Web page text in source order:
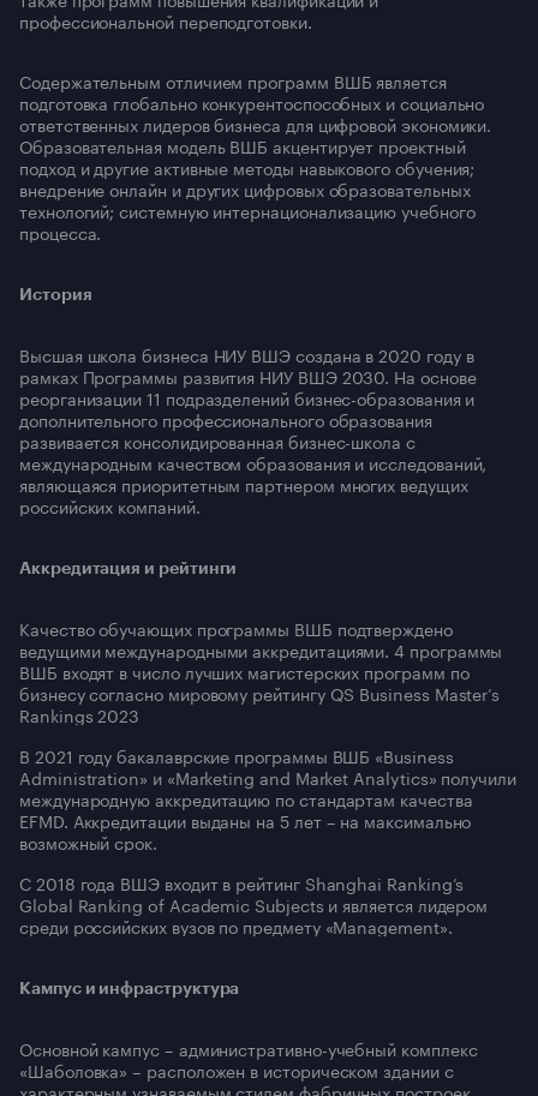
профессиональной переподготовки.
Содержательным отличием программ ВШБ является
подготовка глобально конкурентоспособных и социально
ответственных лидеров бизнеса для цифровой экономики.
Образовательная модель ВШБ акцентирует проектный
подход и другие активные методы навыкового обучения;
внедрение онлайн и других цифровых образовательных
технологий; системную интернационализацию учебного
процесса.
История
Высшая школа бизнеса НИУ ВШЭ создана в 2020 году в
рамках Программы развития НИУ ВШЭ 2030. На основе
реорганизации 11 подразделений бизнес-образования и
дополнительного профессионального образования
развивается консолидированная бизнес-школа с
международным качеством образования и исследований,
являющаяся приоритетным партнером многих ведущих
российских компаний.
Аккредитация и рейтинги
Качество обучающих программы ВШБ подтверждено
ведущими международными аккредитациями. 4 программы
ВШБ входят в число лучших магистерских программ по
бизнесу согласно мировому рейтингу QS Business Master’s
Rankings 2023
В 2021 году бакалаврские программы ВШБ «Business
Administration» и «Marketing and Market Analytics» получили
международную аккредитацию по стандартам качества
EFMD. Аккредитации выданы на 5 лет – на максимально
возможный срок.
C 2018 года ВШЭ входит в рейтинг Shanghai Ranking’s
Global Ranking of Academic Subjects и является лидером
среди российских вузов по предмету «Management».
Кампус и инфраструктура
Основной кампус – административно-учебный комплекс
«Шаболовка» – расположен в историческом здании с